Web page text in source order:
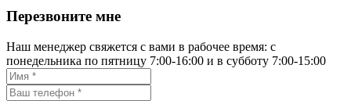
Перезвоните мне
Наш менеджер свяжется с вами в рабочее время: с
понедельника по пятницу 7:00-16:00 и в субботу 7:00-15:00